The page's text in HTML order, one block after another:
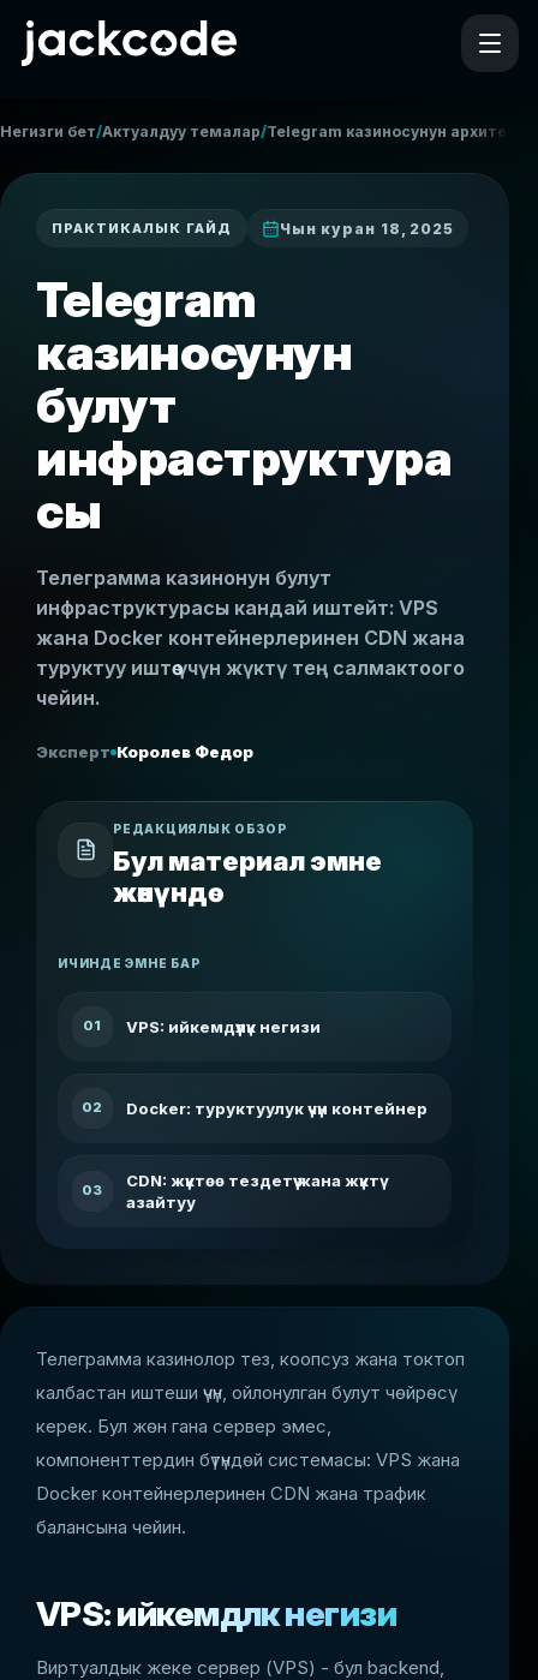
Негизги бет/Актуалдуу темалар/Telegram казиносунун
ПРАКТИКАЛЫК ГАЙД Чын куран 18, 2025
Telegram
казиносунун
булут
инфраструктура
сы
Телеграмма казинонун булут
инфраструктурасы кандай иштейт: VPS
жана Docker контейнерлеринен CDN жана
туруктуу иштөө үчүн жүктү тең салмактоого
чейин.
Эксперт Королев Федор
РЕДАКЦИЯЛЫК ОБЗОР
Бул материал эмне
жөнүндө
ИЧИНДЕ ЭМНЕ БАР
01 VPS: ийкемдүүлүк негизи
02 Docker: туруктуулук үчүн контейнер
03
CDN: жүктөө тездетүү жана жүктү
азайтуу
Телеграмма казинолор тез, коопсуз жана токтоп
калбастан иштеши үчүн, ойлонулган булут чөйрөсү
керек. Бул жөн гана сервер эмес,
компоненттердин бүтүндөй системасы: VPS жана
Docker контейнерлеринен CDN жана трафик
балансына чейин.
VPS: ийкемдүүлүк негизи
Виртуалдык жеке сервер (VPS) - бул backend,